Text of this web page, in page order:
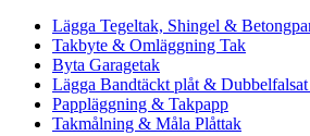
Lägga Tegeltak, Shingel &
Takbyte & Omläggning Tak
Byta Garagetak
Lägga Bandtäckt plåt &
Pappläggning & Takpapp
Takmålning & Måla Plåttak